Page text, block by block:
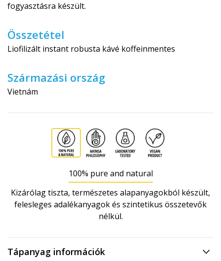
fogyasztásra készült.
Összetétel
Liofilizált instant robusta kávé koffeinmentes
Származási ország
Vietnám
100% pure and natural
Kizárólag tiszta, természetes alapanyagokból készült,
felesleges adalékanyagok és szintetikus összetevők
nélkül.
Tápanyag információk